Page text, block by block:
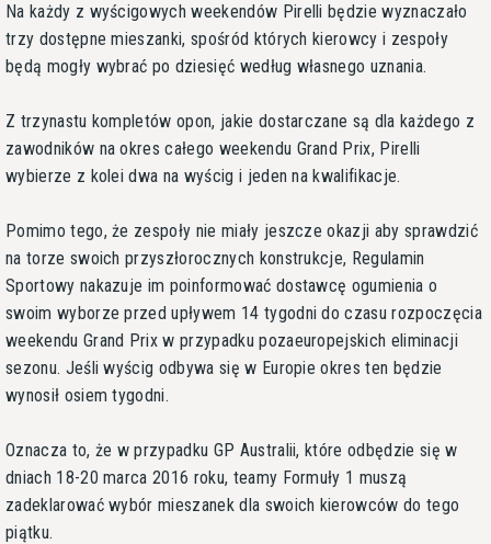
Na każdy z wyścigowych weekendów Pirelli będzie wyznaczało
trzy dostępne mieszanki, spośród których kierowcy i zespoły
będą mogły wybrać po dziesięć według własnego uznania.
Z trzynastu kompletów opon, jakie dostarczane są dla każdego z
zawodników na okres całego weekendu Grand Prix, Pirelli
wybierze z kolei dwa na wyścig i jeden na kwalifikacje.
Pomimo tego, że zespoły nie miały jeszcze okazji aby sprawdzić
na torze swoich przyszłorocznych konstrukcje, Regulamin
Sportowy nakazuje im poinformować dostawcę ogumienia o
swoim wyborze przed upływem 14 tygodni do czasu rozpoczęcia
weekendu Grand Prix w przypadku pozaeuropejskich eliminacji
sezonu. Jeśli wyścig odbywa się w Europie okres ten będzie
wynosił osiem tygodni.
Oznacza to, że w przypadku GP Australii, które odbędzie się w
dniach 18-20 marca 2016 roku, teamy Formuły 1 muszą
zadeklarować wybór mieszanek dla swoich kierowców do tego
piątku.